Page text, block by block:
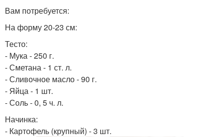
Вам потребуется:
На форму 20-23 см:
Тесто:
- Мука - 250 г.
- Сметана - 1 ст. л.
- Сливочное масло - 90 г.
- Яйца - 1 шт.
- Соль - 0, 5 ч. л.
Начинка:
- Картофель (крупный) - 3 шт.